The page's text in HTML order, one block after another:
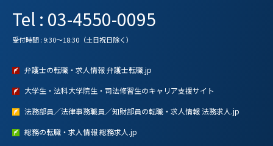
Tel : 03-4550-0095
受付時間 : 9:30～18:30（土日祝日除く）
弁護士の転職・求人情報 弁護士転職.jp
大学生・法科大学院生・司法修習生のキャリア支援サイト
法務部員／法律事務職員／知財部員の転職・求人情報 法務求人.jp
総務の転職・求人情報 総務求人.jp